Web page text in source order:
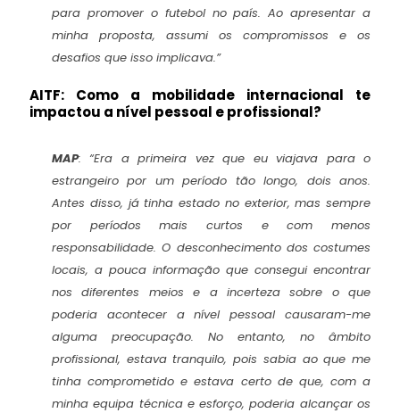
para promover o futebol no país. Ao apresentar a
minha proposta, assumi os compromissos e os
desafios que isso implicava.”
AITF: ⁠Como a mobilidade internacional te
impactou a nível pessoal e profissional?
MAP:“Era a primeira vez que eu viajava para o
estrangeiro por um período tão longo, dois anos.
Antes disso, já tinha estado no exterior, mas sempre
por períodos mais curtos e com menos
responsabilidade. O desconhecimento dos costumes
locais, a pouca informação que consegui encontrar
nos diferentes meios e a incerteza sobre o que
poderia acontecer a nível pessoal causaram-me
alguma preocupação. No entanto, no âmbito
profissional, estava tranquilo, pois sabia ao que me
tinha comprometido e estava certo de que, com a
minha equipa técnica e esforço, poderia alcançar os